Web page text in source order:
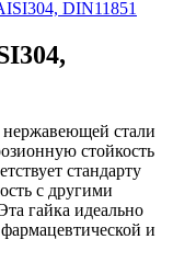
нержавеющей стали
стойкость
стандарту
с другими
гайка идеально
и